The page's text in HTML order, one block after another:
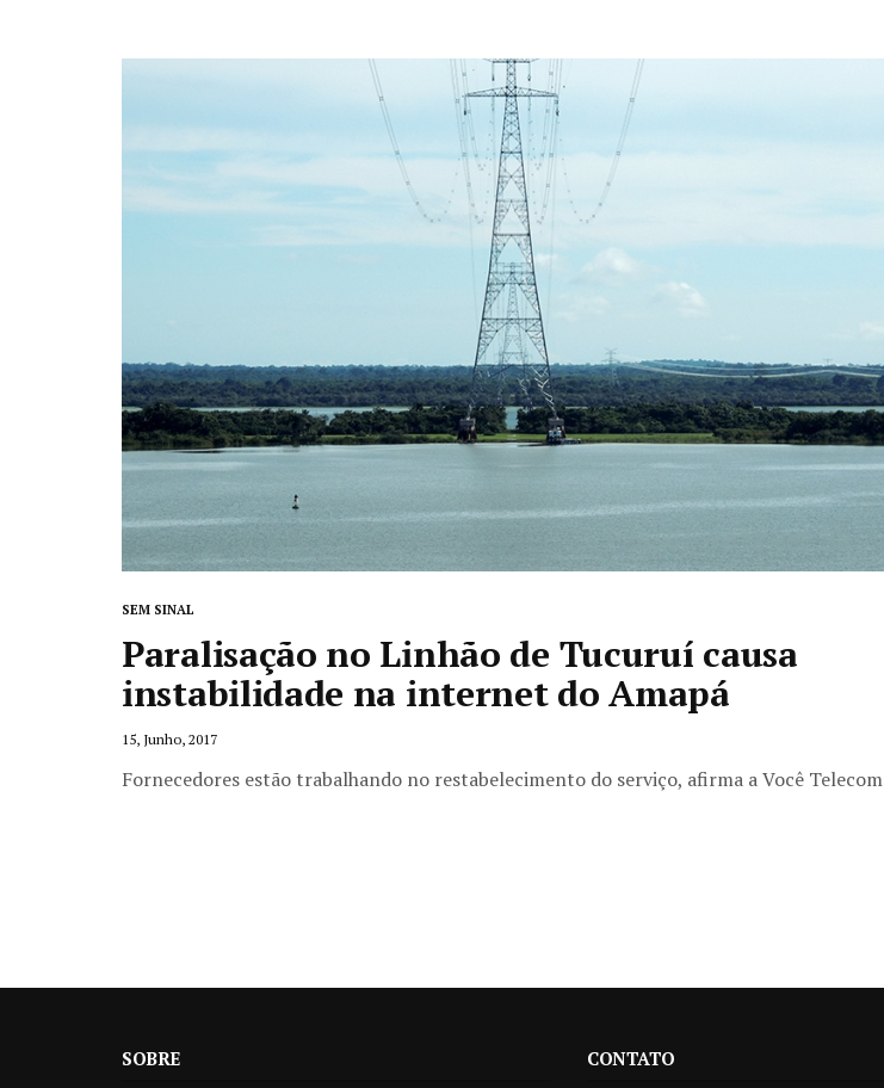
SEM SINAL
Paralisação no Linhão de Tucuruí causa
instabilidade na internet do Amapá
15, Junho, 2017
Fornecedores estão trabalhando no restabelecimento do serviço, afirma a Você Telecom
SOBRE CONTATO